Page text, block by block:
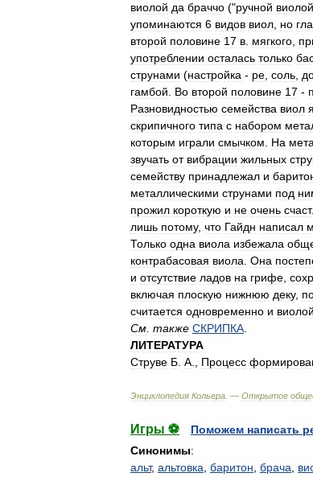
виолой да браччо ("ручной виолой
упоминаются 6 видов виол но
второй половине 17 в мягкого
употреблении осталась только
струнами (настройка - ре соль
гамбой
Во второй половине 17 -
Разновидностью семейства виол
скрипичного типа с набором
которым играли смычком На
звучать от вибрации жильных
семейству принадлежал и
металлическими струнами под
прожил короткую и не очень
лишь потому, что Гайдн написал
Только одна виола избежала
контрабасовая виола Она
и отсутствие ладов на грифе
включая плоскую нижнюю деку,
считается одновременно и виолой
См также СКРИПКА
ЛИТЕРАТУРА
Струве Б А Процесс
Энциклопедия Кольера . — Открытое
Игры ⚽
Поможем написать
Синонимы:
альт, альтовка баритон брача